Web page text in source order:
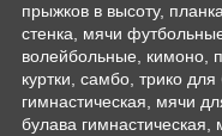
прыжков в высоту,
стенка, мячи
волейбольные, кимоно,
куртки, самбо, трико
гимнастическая, мячи
булава гимнастическая,